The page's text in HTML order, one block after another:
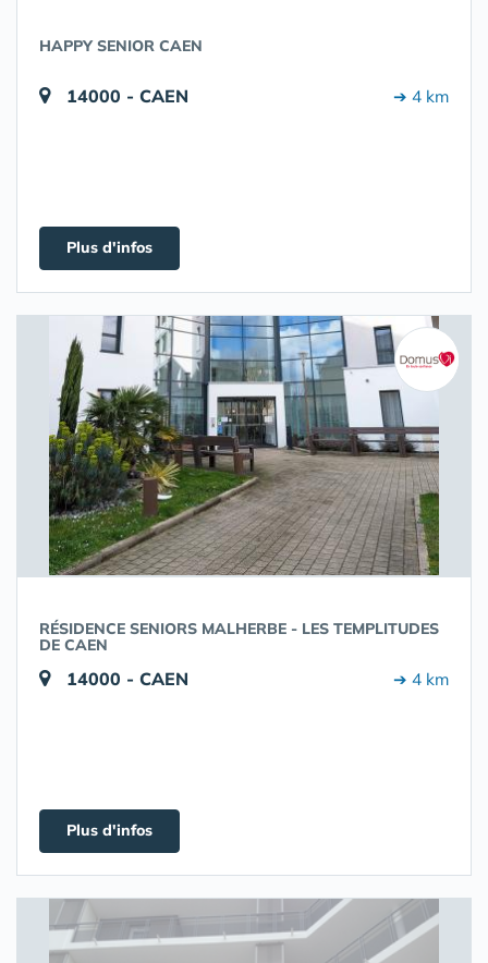
HAPPY SENIOR CAEN
14000 - CAEN ➔ 4 km
Plus d'infos
RÉSIDENCE SENIORS MALHERBE - LES TEMPLITUDES
DE CAEN
14000 - CAEN ➔ 4 km
Plus d'infos